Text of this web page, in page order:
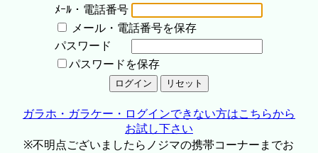
ﾒｰﾙ・電話番号
メール・電話番号を保存
パスワード
パスワードを保存
ガラホ・ガラケー・ログインできない方はこちらから
お試し下さい
※不明点ございましたらノジマの携帯コーナーまでお